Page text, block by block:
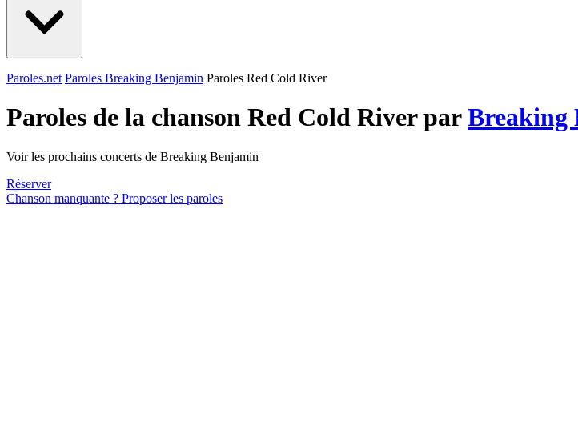
Paroles.net Paroles Breaking Benjamin Paroles Red Cold River
Paroles de la chanson Red Cold River parBreaking
Voir les prochains concerts de Breaking Benjamin
Réserver
Chanson manquante ? Proposer les paroles